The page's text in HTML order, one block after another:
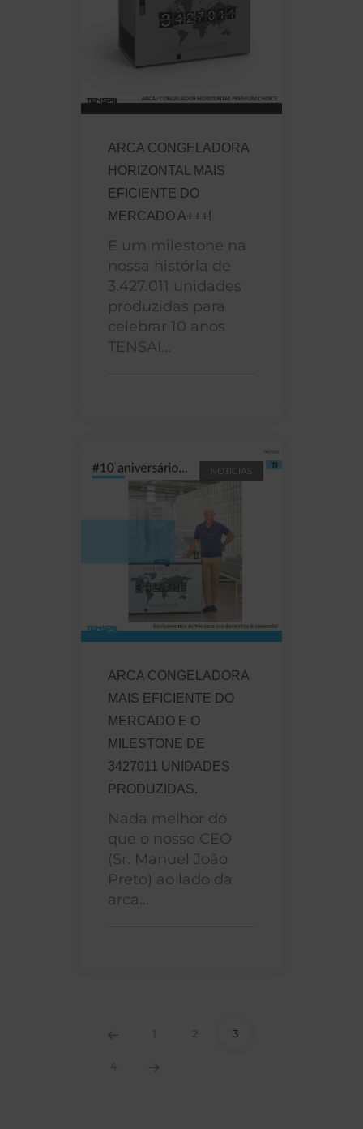
ARCA CONGELADORA
HORIZONTAL MAIS
EFICIENTE DO
MERCADO A+++!
E um milestone na
nossa história de
3.427.011 unidades
produzidas para
celebrar 10 anos
TENSAI...
NOTÍCIAS
ARCA CONGELADORA
MAIS EFICIENTE DO
MERCADO E O
MILESTONE DE
3427011 UNIDADES
PRODUZIDAS.
Nada melhor do
que o nosso CEO
(Sr. Manuel João
Preto) ao lado da
arca...
1 2 3
4